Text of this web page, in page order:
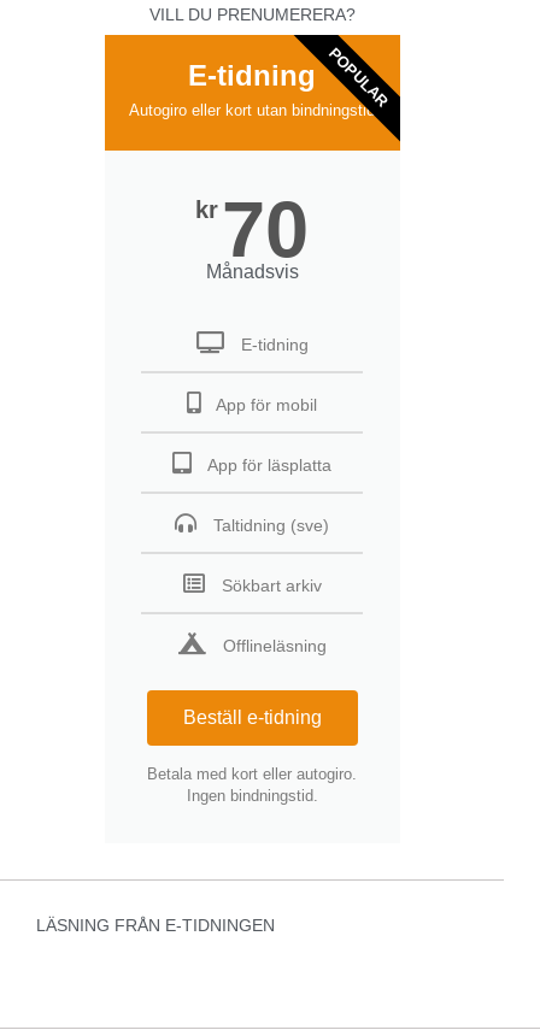
VILL DU PRENUMERERA?
E-tidning
Autogiro eller kort utan bindningstid
kr 70
Månadsvis
E-tidning
App för mobil
App för läsplatta
Taltidning (sve)
Sökbart arkiv
Offlineläsning
Beställ e-tidning
Betala med kort eller autogiro.
Ingen bindningstid.
POPULAR
LÄSNING FRÅN E-TIDNINGEN